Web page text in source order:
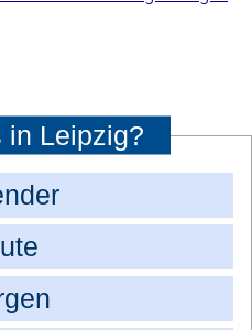
in Leipzig?